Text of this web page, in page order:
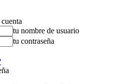
tu nombre de usuario
tu contraseña